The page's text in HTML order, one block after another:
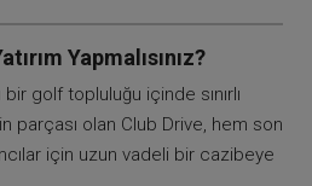
Yapmalısınız?
golf topluluğu içinde sınırlı
parçası olan Club Drive, hem son
için uzun vadeli bir cazibeye